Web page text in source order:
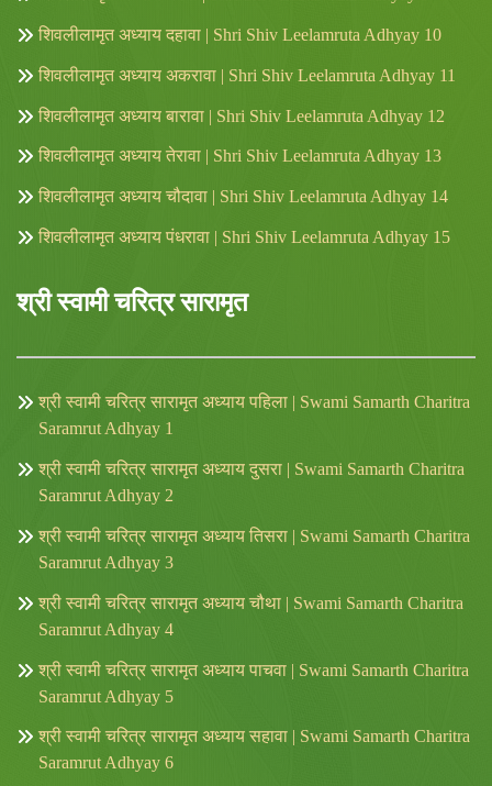
शिवलीलामृत अध्याय दहावा | Shri Shiv Leelamruta Adhyay 10
शिवलीलामृत अध्याय अकरावा | Shri Shiv Leelamruta Adhyay 11
शिवलीलामृत अध्याय बारावा | Shri Shiv Leelamruta Adhyay 12
शिवलीलामृत अध्याय तेरावा | Shri Shiv Leelamruta Adhyay 13
शिवलीलामृत अध्याय चौदावा | Shri Shiv Leelamruta Adhyay 14
शिवलीलामृत अध्याय पंधरावा | Shri Shiv Leelamruta Adhyay 15
श्री स्वामी चरित्र सारामृत
श्री स्वामी चरित्र सारामृत अध्याय पहिला | Swami Samarth Charitra
Saramrut Adhyay 1
श्री स्वामी चरित्र सारामृत अध्याय दुसरा | Swami Samarth Charitra
Saramrut Adhyay 2
श्री स्वामी चरित्र सारामृत अध्याय तिसरा | Swami Samarth Charitra
Saramrut Adhyay 3
श्री स्वामी चरित्र सारामृत अध्याय चौथा | Swami Samarth Charitra
Saramrut Adhyay 4
श्री स्वामी चरित्र सारामृत अध्याय पाचवा | Swami Samarth Charitra
Saramrut Adhyay 5
श्री स्वामी चरित्र सारामृत अध्याय सहावा | Swami Samarth Charitra
Saramrut Adhyay 6